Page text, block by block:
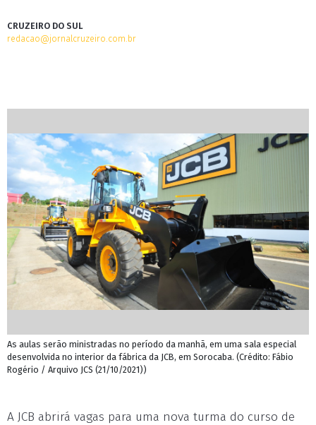
CRUZEIRO DO SUL
redacao@jornalcruzeiro.com.br
As aulas serão ministradas no período da manhã, em uma sala especial
desenvolvida no interior da fábrica da JCB, em Sorocaba. (Crédito: Fábio
Rogério / Arquivo JCS (21/10/2021))
A JCB abrirá vagas para uma nova turma do curso de